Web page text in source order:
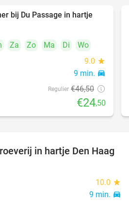
47%
bij Du Passage in hartje
Za Zo Ma Di
Wo
9.0 star
9 min. directions_car
Regulier €46,50
€24,50
39%
in hartje Den Haag
10.0 star
9 min. directions_car